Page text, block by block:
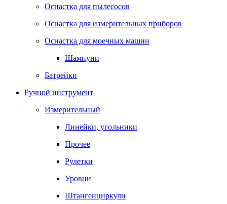
Оснастка для пылесосов
Оснастка для измерительных приборов
Оснастка для моечных машин
Шампуни
Батрейки
Ручной инструмент
Измерительный
Линейки, угольники
Прочее
Рулетки
Уровни
Штангенциркули